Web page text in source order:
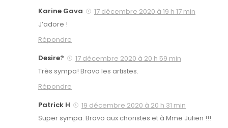
Karine Gava
17 décembre 2020 à 19 h 17 min
J’adore !
Répondre
Desire?
17 décembre 2020 à 20 h 59 min
Très sympa! Bravo les artistes.
Répondre
Patrick H
19 décembre 2020 à 20 h 31 min
Super sympa. Bravo aux choristes et à Mme Julien !!!